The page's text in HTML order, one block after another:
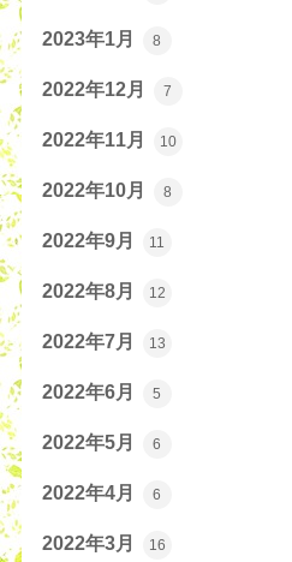
2023年1月 8
2022年12月 7
2022年11月 10
2022年10月 8
2022年9月 11
2022年8月 12
2022年7月 13
2022年6月 5
2022年5月 6
2022年4月 6
2022年3月 16